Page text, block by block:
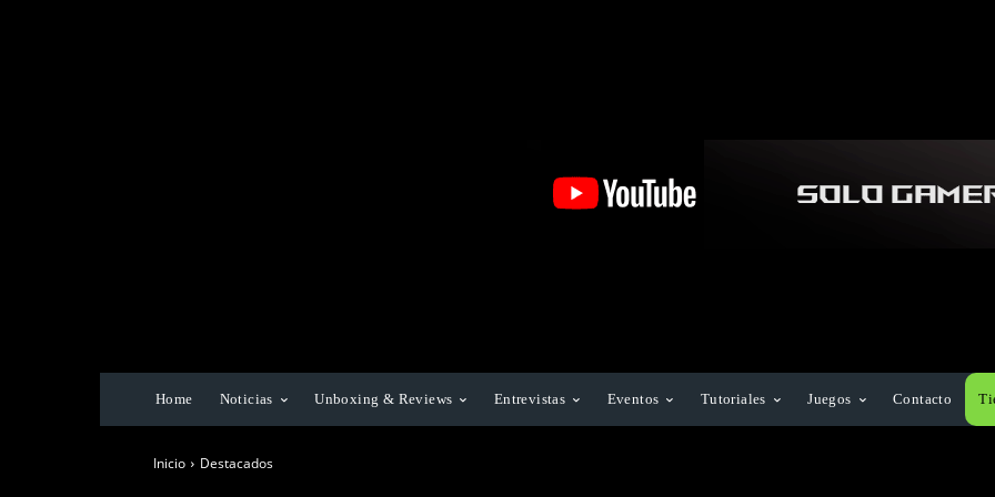
Home Noticias Unboxing & Reviews Entrevistas Eventos Tutoriales Juegos Contacto
Inicio Destacados